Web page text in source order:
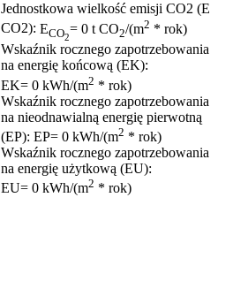
Jednostkowa wielkość emisji CO2 (E
CO2): ECO2
= 0 t CO2/(m2 * rok)
Wskaźnik rocznego zapotrzebowania
na energię końcową (EK):
EK= 0 kWh/(m2 * rok)
Wskaźnik rocznego zapotrzebowania
na nieodnawialną energię pierwotną
(EP): EP= 0 kWh/(m2 * rok)
Wskaźnik rocznego zapotrzebowania
na energię użytkową (EU):
EU= 0 kWh/(m2 * rok)